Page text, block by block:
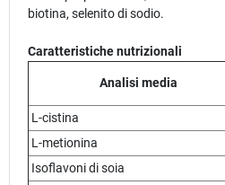
biotina, selenito di sodio.
Caratteristiche nutrizionali
Analisi media
L-cistina
L-metionina
Isoflavoni di soia